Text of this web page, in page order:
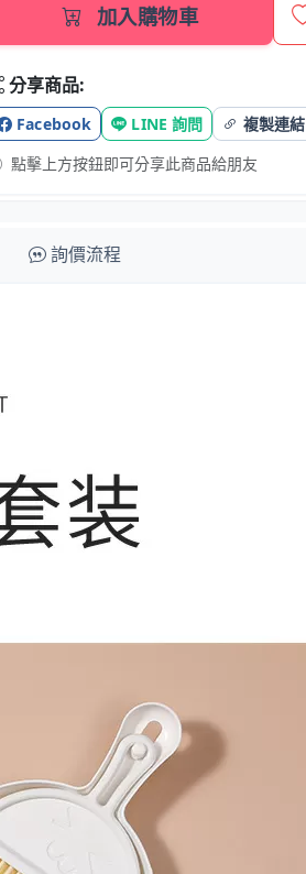
加入購物車
分享商品:
Facebook LINE 詢問
複製連結
點擊上方按鈕即可分享此商品給朋友
詢價流程